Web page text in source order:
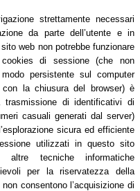
strettamente necessari
da parte dell’utente e in
web non potrebbe funzionare
cookies di sessione (che non
persistente sul computer
con la chiusura del browser) è
trasmissione di identificativi di
casuali generati dal server)
sicura ed efficiente
utilizzati in questo sito
tecniche informatiche
per la riservatezza della
consentono l’acquisizione di